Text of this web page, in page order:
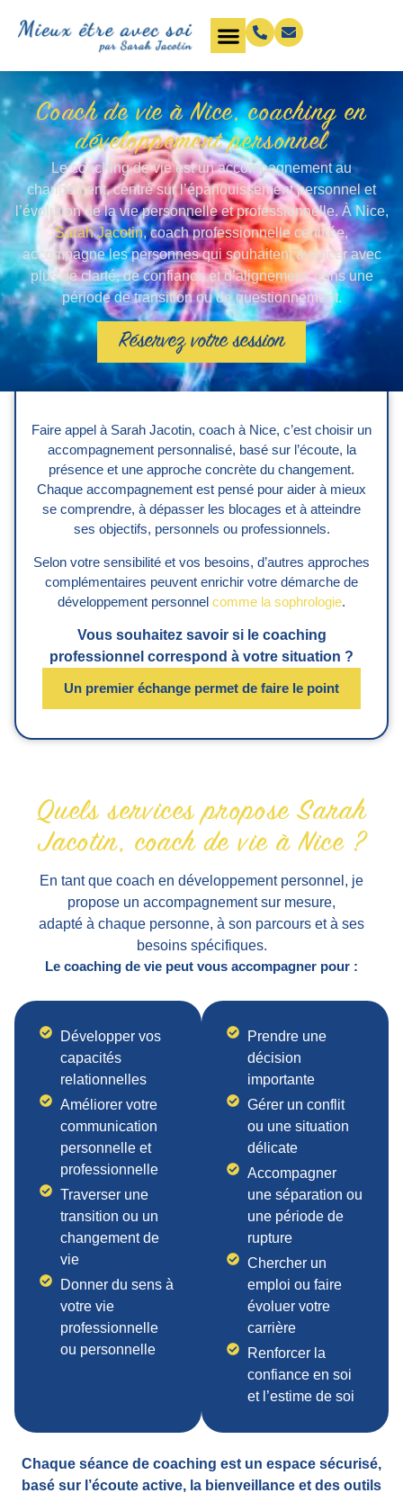
Coach de vie à Nice, coaching en
développement personnel
Le coaching de vie est un accompagnement au
changement, centré sur l’épanouissement personnel et
l’évolution de la vie personnelle et professionnelle. À Nice,
Sarah Jacotin, coach professionnelle certifiée,
accompagne les personnes qui souhaitent avancer avec
plus de clarté, de confiance et d’alignement, dans une
période de transition ou de questionnement.
Réservez votre session
Faire appel à Sarah Jacotin, coach à Nice, c’est choisir un
accompagnement personnalisé, basé sur l’écoute, la
présence et une approche concrète du changement.
Chaque accompagnement est pensé pour aider à mieux
se comprendre, à dépasser les blocages et à atteindre
ses objectifs, personnels ou professionnels.
Selon votre sensibilité et vos besoins, d’autres approches
complémentaires peuvent enrichir votre démarche de
développement personnel comme la sophrologie.
Vous souhaitez savoir si le coaching
professionnel correspond à votre situation ?
Un premier échange permet de faire le point
Quels services propose Sarah
Jacotin, coach de vie à Nice ?
En tant que coach en développement personnel, je
propose un accompagnement sur mesure,
adapté à chaque personne, à son parcours et à ses
besoins spécifiques.
Le coaching de vie peut vous accompagner pour :
Développer vos
capacités
relationnelles
Améliorer votre
communication
personnelle et
professionnelle
Traverser une
transition ou un
changement de
vie
Donner du sens à
votre vie
professionnelle
ou personnelle
Prendre une
décision
importante
Gérer un conflit
ou une situation
délicate
Accompagner
une séparation ou
une période de
rupture
Chercher un
emploi ou faire
évoluer votre
carrière
Renforcer la
confiance en soi
et l’estime de soi
Chaque séance de coaching est un espace sécurisé,
basé sur l’écoute active, la bienveillance et des outils